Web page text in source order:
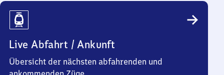
Reiseinfos
Live Abfahrt / Ankunft
Übersicht der nächsten abfahrenden und